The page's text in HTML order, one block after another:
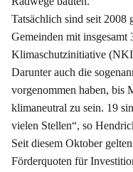
Tatsächlich sind seit 2008
Gemeinden mit
Klimaschutzinitiative
Darunter auch die
vorgenommen haben, bis
klimaneutral zu sein. 19
vielen Stellen“, so
Seit diesem Oktober
Förderquoten für